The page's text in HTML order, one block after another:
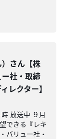
さん【株
社・取締
レクター】
放送中 ９月
できる『レキ
バリュー社・